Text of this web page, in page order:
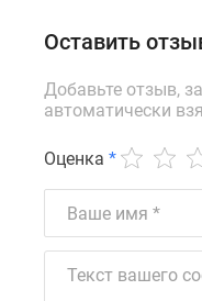
Эксперты
проекте
Реклама
Оставить
Добавьте отзыв,
автоматически
Оценка *